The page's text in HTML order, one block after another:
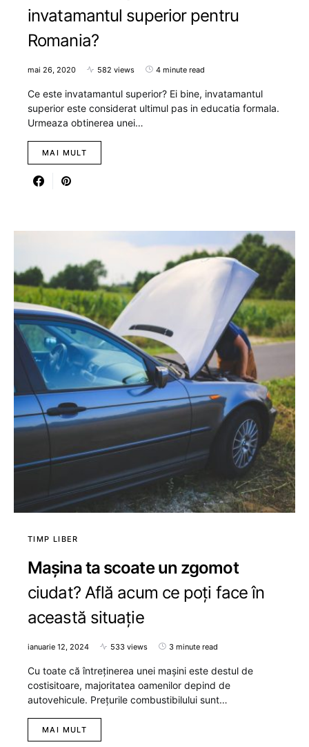
invatamantul superior pentru
Romania?
mai 26, 2020 582 views 4 minute read
Ce este invatamantul superior? Ei bine, invatamantul
superior este considerat ultimul pas in educatia formala.
Urmeaza obtinerea unei…
MAI MULT
TIMP LIBER
Mașina ta scoate un zgomot
ciudat? Află acum ce poți face în
această situație
ianuarie 12, 2024 533 views 3 minute read
Cu toate că întreținerea unei mașini este destul de
costisitoare, majoritatea oamenilor depind de
autovehicule. Prețurile combustibilului sunt…
MAI MULT